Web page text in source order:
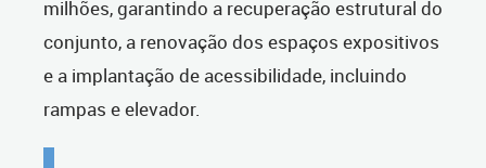
milhões, garantindo a recuperação estrutural do
conjunto, a renovação dos espaços expositivos
e a implantação de acessibilidade, incluindo
rampas e elevador.